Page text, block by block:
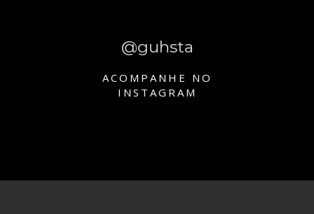
@guhsta
ACOMPANHE NO
INSTAGRAM